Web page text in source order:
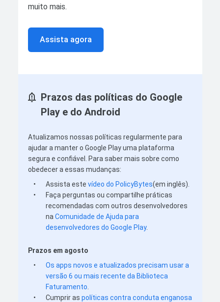
muito mais.
Assista agora
Prazos das políticas do Google
Play e do Android
Atualizamos nossas políticas regularmente para
ajudar a manter o Google Play uma plataforma
segura e confiável. Para saber mais sobre como
obedecer a essas mudanças:
•
Assista este vídeo do PolicyBytes(em inglês).
•
Faça perguntas ou compartilhe práticas
recomendadas com outros desenvolvedores
na Comunidade de Ajuda para
desenvolvedores do Google Play.
Prazos em agosto
•
Os apps novos e atualizados precisam usar a
versão 6 ou mais recente da Biblioteca
Faturamento
•
Cumprir as políticas contra conduta enganosa